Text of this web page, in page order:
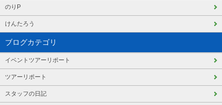
のりP
けんたろう
ブログカテゴリ
イベントツアーリポート
ツアーリポート
スタッフの日記